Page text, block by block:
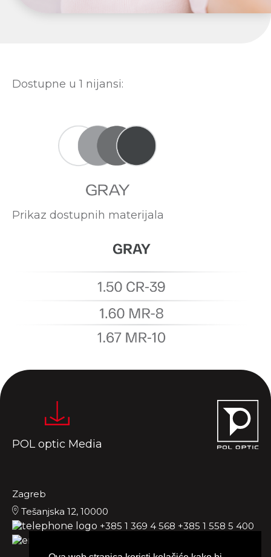
Dostupne u 1 nijansi:
Prikaz dostupnih materijala
POL optic Media
Zagreb
Tešanjska 12, 10000
+385 1 369 4 568 +385 1 558 5 400